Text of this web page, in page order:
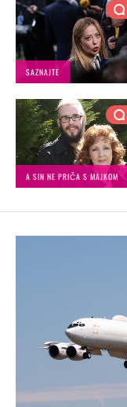
SAZNAJTE
A SIN NE PRIČA S MAJKOM